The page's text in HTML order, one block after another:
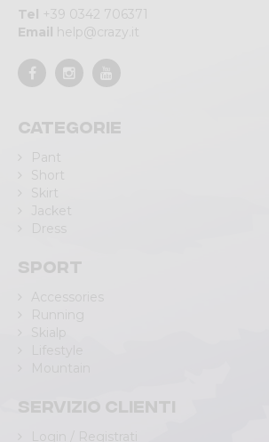
Tel +39 0342 706371
Email help@crazy.it
Categorie
Pant
Short
Skirt
Jacket
Dress
Sport
Accessories
Running
Skialp
Servizio clienti